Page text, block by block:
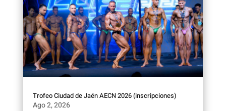
Trofeo Ciudad de Jaén AECN 2026 (inscripciones)
Ago 2, 2026